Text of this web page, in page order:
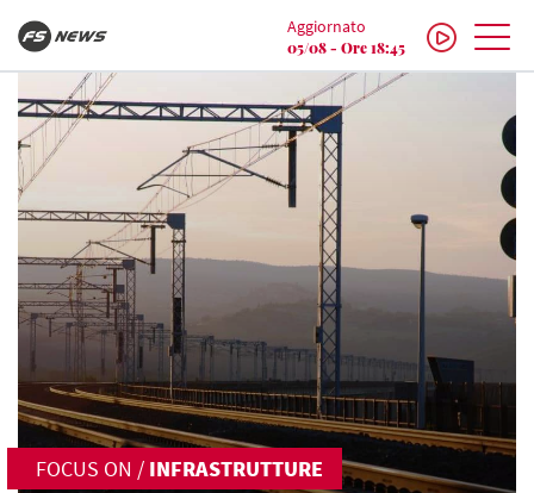
Aggiornato
05/08 - Ore 18:45
FOCUS ON / INFRASTRUTTURE